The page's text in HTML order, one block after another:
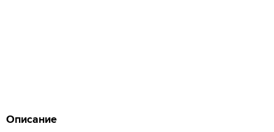
Описание